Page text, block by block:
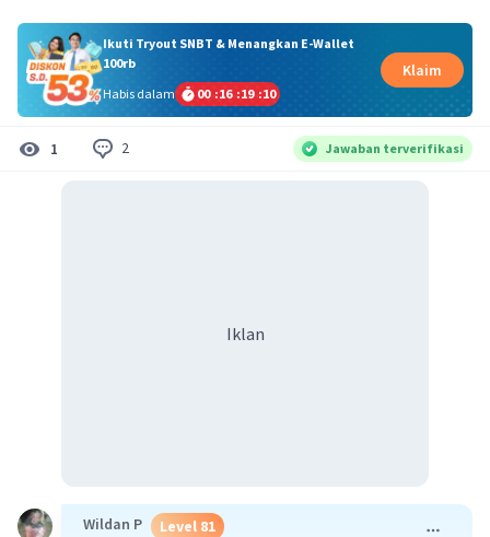
Ikuti Tryout SNBT & Menangkan E-Wallet
100rb
Habis dalam
00 :16 :19 :10
Klaim
1 2 Jawaban terverifikasi
Iklan
Wildan P Level 81